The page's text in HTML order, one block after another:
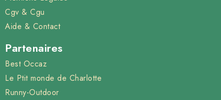
Cgv & Cgu
Aide & Contact
Partenaires
Best Occaz
Le Ptit monde de Charlotte
Runny-Outdoor